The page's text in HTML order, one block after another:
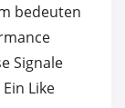
bedeuten
Signale
Like